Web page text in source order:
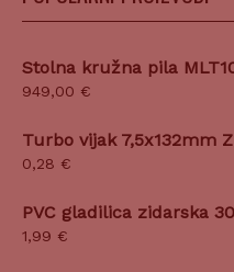
Stolna kružna pila
949,00 €
Turbo vijak 7,5x132mm
0,28 €
PVC gladilica zidarska
1,99 €